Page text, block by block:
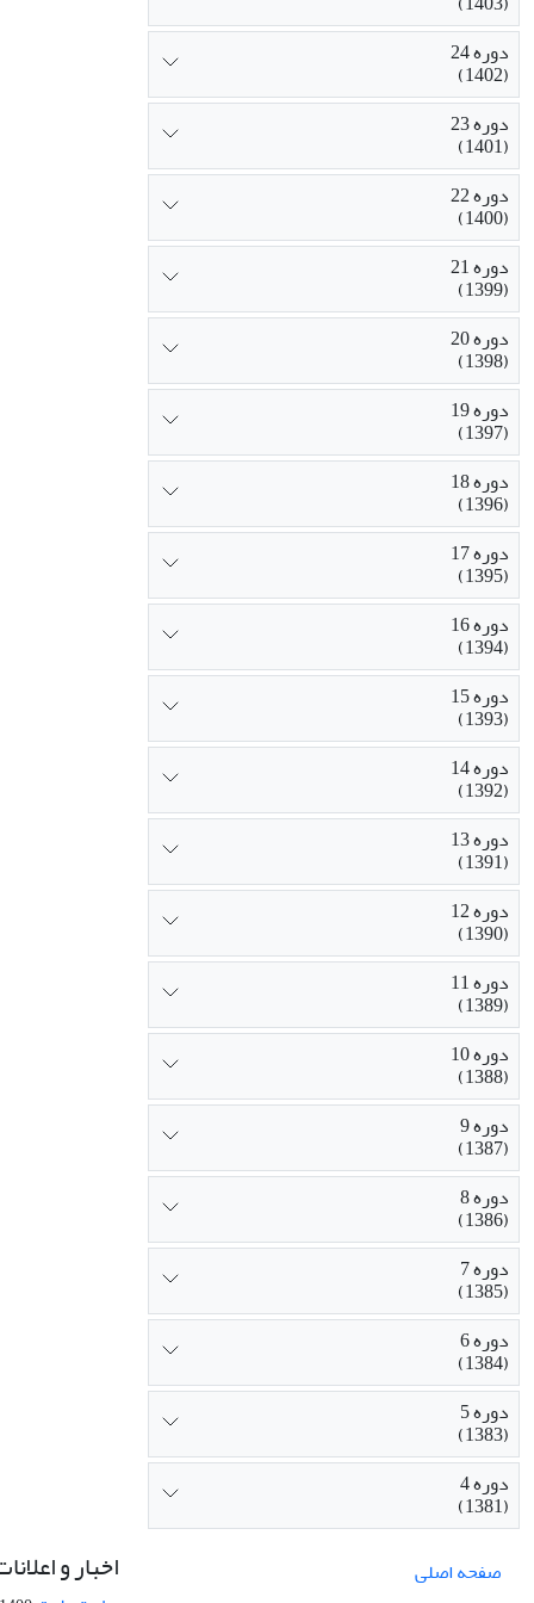
دوره 24
(1402)
دوره 23
(1401)
دوره 22
(1400)
دوره 21
(1399)
دوره 20
(1398)
دوره 19
(1397)
دوره 18
(1396)
دوره 17
(1395)
دوره 16
(1394)
دوره 15
(1393)
دوره 14
(1392)
دوره 13
(1391)
دوره 12
(1390)
دوره 11
(1389)
دوره 10
(1388)
دوره 9
(1387)
دوره 8
(1386)
دوره 7
(1385)
دوره 6
(1384)
دوره 5
(1383)
دوره 4
(1381)
صفحه اصلی
اخبار و